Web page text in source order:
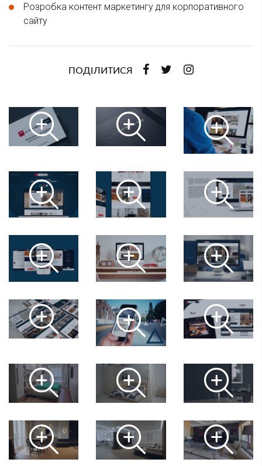
Розробка контент маркетингу для корпоративного
сайту
ПОДІЛИТИСЯ